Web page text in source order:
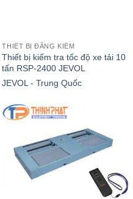
THIẾT BỊ ĐĂNG KIỂM
Thiết bị kiểm tra tốc độ xe tải 10
tấn RSP-2400 JEVOL
JEVOL - Trung Quốc